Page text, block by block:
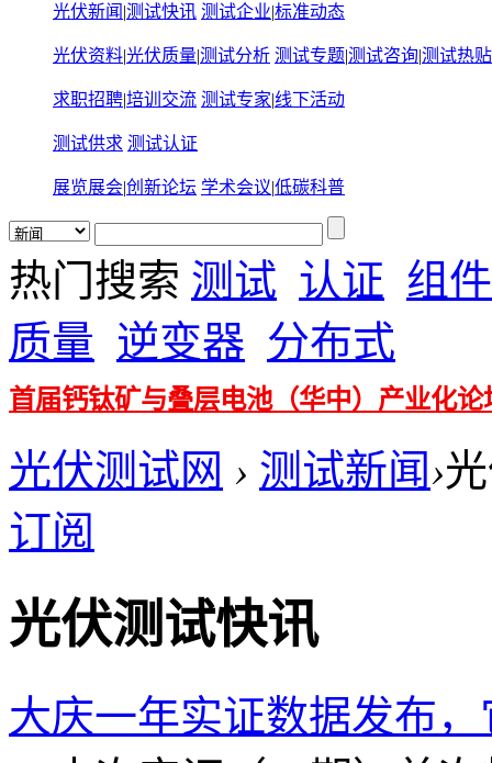
光伏新闻 |测试快讯 测试企业|标准动态
光伏资料|光伏质量|测试分析 测试专题|测试咨询|测试热贴
求职招聘|培训交流 测试专家|线下活动
测试供求 测试认证
展览展会|创新论坛 学术会议|低碳科普
热门搜索 测试 认证 组件
质量 逆变器 分布式
首届钙钛矿与叠层电池（华中）产业化论
光伏测试网 › 测试新闻›
订阅
光伏测试快讯
大庆一年实证数据发布